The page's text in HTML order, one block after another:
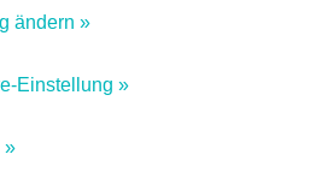
ändern »
Einstellung »
»